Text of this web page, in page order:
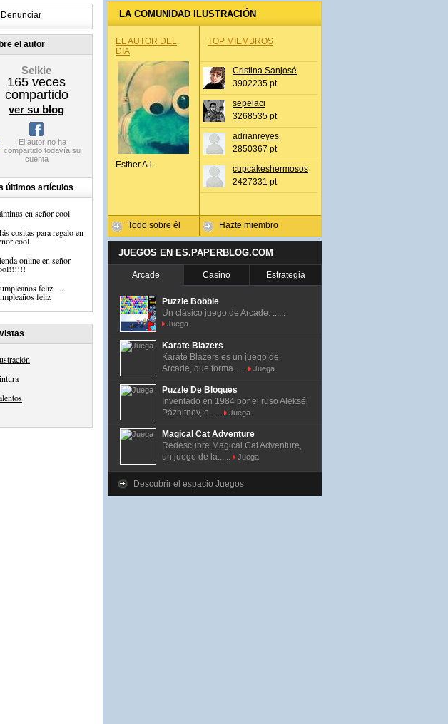
Denunciar
el autor
Selkie
165 veces
compartido
ver su blog
últimos artículos
en señor cool
cositas para regalo en
cool
online en señor
feliz......
feliz
LA COMUNIDAD ILUSTRACIÓN
EL AUTOR DEL
DÍA
Esther A.l.
Todo sobre él
TOP MIEMBROS
Cristina Sanjosé
3902235 pt
sepelaci
3268535 pt
adrianreyes
2850367 pt
cupcakeshermosos
2427331 pt
Hazte miembro
JUEGOS EN ES.PAPERBLOG.COM
Arcade Casino Estrategia
Puzzle Bobble
Un clásico juego de Arcade. ......
Juega
Karate Blazers
Karate Blazers es un juego de
Arcade, que forma......
Juega
Puzzle De Bloques
Inventado en 1984 por el ruso Alekséi
Pázhitnov, e......
Juega
Magical Cat Adventure
Redescubre Magical Cat Adventure,
un juego de la......
Juega
Descubrir el espacio Juegos